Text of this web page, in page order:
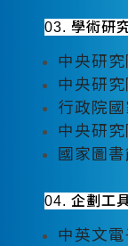
03. 學術研
中央研究
中央研
行政院
中央研
國家圖
04. 企劃工
中英文